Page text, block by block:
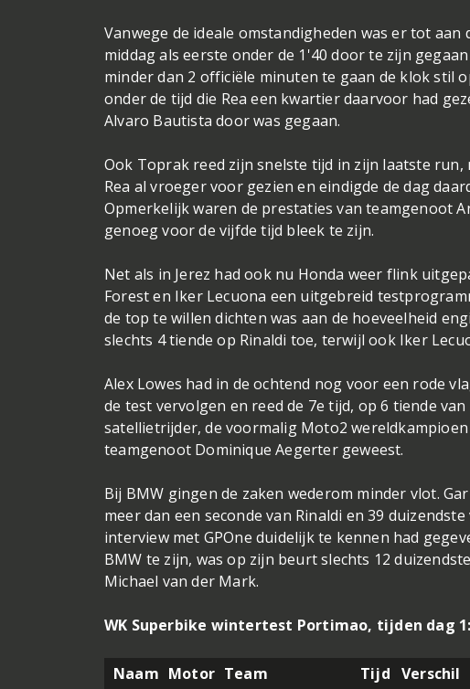
Vanwege de ideale omstandigheden was er tot
middag als eerste onder de 1'40 door te zijn
minder dan 2 officiële minuten te gaan de klok stil
onder de tijd die Rea een kwartier daarvoor had
Alvaro Bautista door was gegaan.
Ook Toprak reed zijn snelste tijd in zijn laatste
Rea al vroeger voor gezien en eindigde de dag
Opmerkelijk waren de prestaties van teamgenoot
genoeg voor de vijfde tijd bleek te zijn.
Net als in Jerez had ook nu Honda weer flink
Forest en Iker Lecuona een uitgebreid
de top te willen dichten was aan de hoeveelheid
slechts 4 tiende op Rinaldi toe, terwijl ook Iker
Alex Lowes had in de ochtend nog voor een rode
de test vervolgen en reed de 7e tijd, op 6 tiende
satellietrijder, de voormalig Moto2
teamgenoot Dominique Aegerter geweest.
Bij BMW gingen de zaken wederom minder vlot.
meer dan een seconde van Rinaldi en 39
interview met GPOne duidelijk te kennen had
BMW te zijn, was op zijn beurt slechts 12
Michael van der Mark.
WK Superbike wintertest Portimao, tijden dag 1:
Naam Motor Team Tijd Verschil